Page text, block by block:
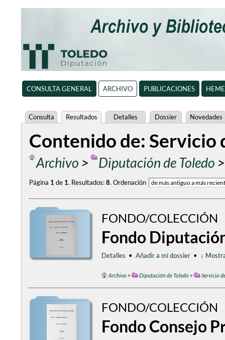
CONSULTA GENERAL ARCHIVO PUBLICACIONES
Consulta Resultados Detalles Dossier Novedades
Contenido de:
Archivo > Diputación de Toledo
Página 1 de 1. Resultados:8. Ordenación
FONDO/COLECCIÓN
Fondo
Detalles • Añadir a mi dossier • ↓
Archivo> Diputación de Toledo> Servicio
FONDO/COLECCIÓN
Fondo Consejo